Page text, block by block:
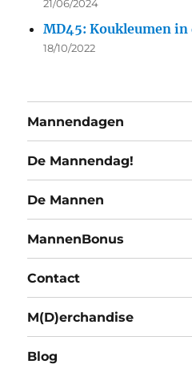
21/06/2024
MD45: Koukleumen in
18/10/2022
Mannendagen
De Mannendag!
De Mannen
MannenBonus
Contact
M(D)erchandise
Blog